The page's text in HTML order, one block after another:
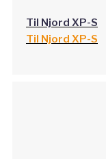
Til Njord XP-S
Til Njord XP-S